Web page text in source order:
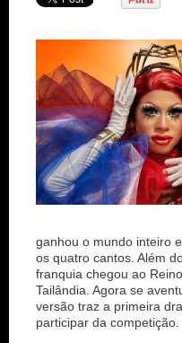
n
ganhou o mundo inteiro
os quatro cantos. Além
franquia chegou ao
Tailândia. Agora se
versão traz a primeira
participar da competição.